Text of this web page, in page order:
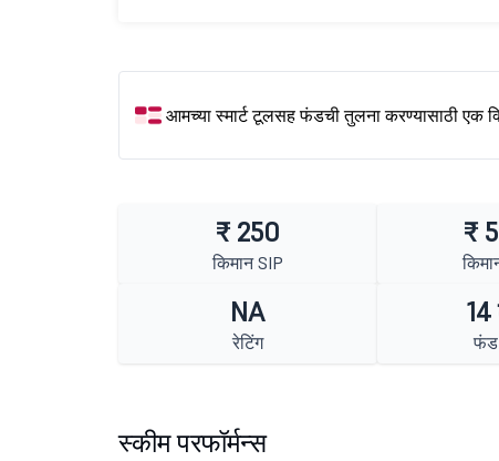
आमच्या स्मार्ट टूलसह फंडची तुलना करण्यासाठी एक
₹ 250
किमान SIP
₹
NA
रेटिंग
14
फंड
स्कीम परफॉर्मन्स